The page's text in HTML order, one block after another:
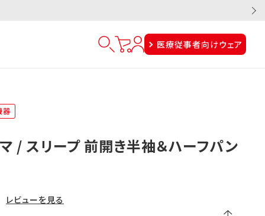
医療従事者向けウェア
器
/ スリープ 前開き半袖＆ハーフパン
レビューを見る